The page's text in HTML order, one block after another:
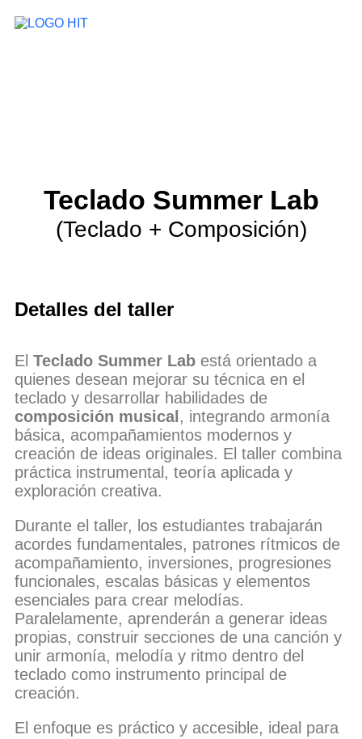
Teclado Summer Lab
(Teclado + Composición)
Detalles del taller
El Teclado Summer Lab está orientado a
quienes desean mejorar su técnica en el
teclado y desarrollar habilidades de
composición musical , integrando armonía
básica, acompañamientos modernos y
creación de ideas originales. El taller combina
práctica instrumental, teoría aplicada y
exploración creativa.
Durante el taller, los estudiantes trabajarán
acordes fundamentales, patrones rítmicos de
acompañamiento, inversiones, progresiones
funcionales, escalas básicas y elementos
esenciales para crear melodías.
Paralelamente, aprenderán a generar ideas
propias, construir secciones de una canción y
unir armonía, melodía y ritmo dentro del
teclado como instrumento principal de
creación.
El enfoque es práctico y accesible, ideal para